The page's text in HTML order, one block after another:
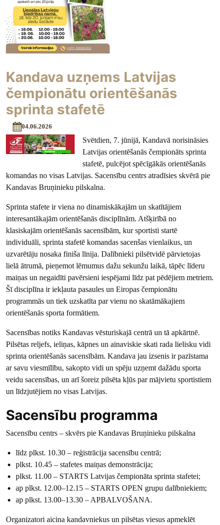
Kandava uzņems Latvijas
čempionātu orientēšanās
sprinta stafetē
04.06.2026
Svētdien, 7. jūnijā, Kandavā norisināsies
Latvijas orientēšanās čempionāts sprinta
stafetē, pulcējot spēcīgākās orientēšanās
komandas no visas Latvijas. Sacensību centrs atradīsies skvērā pie
Kandavas Bruņinieku pilskalna.
Sprinta stafete ir viena no dinamiskākajām un skatītājiem
interesantākajām orientēšanās disciplīnām. Atšķirībā no
klasiskajām orientēšanās sacensībām, kur sportisti startē
individuāli, sprinta stafetē komandas sacenšas vienlaikus, un
uzvarētāju nosaka finiša līnija. Dalībnieki pilsētvidē pārvietojas
lielā ātrumā, pieņemot lēmumus dažu sekunžu laikā, tāpēc līderu
maiņas un negaidīti pavērsieni iespējami līdz pat pēdējiem metriem.
Šī disciplīna ir iekļauta pasaules un Eiropas čempionātu
programmās un tiek uzskatīta par vienu no skatāmākajiem
orientēšanās sporta formātiem.
Sacensības notiks Kandavas vēsturiskajā centrā un tā apkārtnē.
Pilsētas reljefs, ieliņas, kāpnes un ainaviskie skati rada lielisku vidi
sprinta orientēšanās sacensībām. Kandava jau izsenis ir pazīstama
ar savu viesmīlību, sakopto vidi un spēju uzņemt dažādu sporta
veidu sacensības, un arī šoreiz pilsēta kļūs par mājvietu sportistiem
un līdzjutējiem no visas Latvijas.
Sacensību programma
Sacensību centrs – skvērs pie Kandavas Bruņinieku pilskalna
līdz plkst. 10.30 – reģistrācija sacensību centrā;
plkst. 10.45 – stafetes maiņas demonstrācija;
plkst. 11.00 – STARTS Latvijas čempionāta sprinta stafetei;
ap plkst. 12.00–12.15 – STARTS OPEN grupu dalībniekiem;
ap plkst. 13.00–13.30 – APBALVOŠANA.
Organizatori aicina kandavniekus un pilsētas viesus apmeklēt